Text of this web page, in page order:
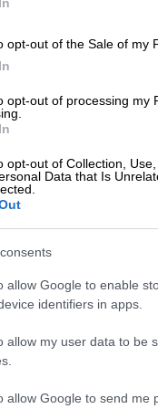
opt-out of the Sale of my
opt-out of processing my
opt-out of Collection,
Data that Is
allow Google to enable
identifiers in apps.
allow my user data to be
allow Google to send me
Lifestyle |
υγεία του
Lifestyle